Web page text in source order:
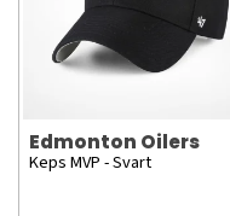
Edmonton Oilers
Keps MVP - Svart